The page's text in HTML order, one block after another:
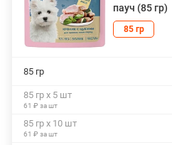
пауч (85 гр)
85 гр
85 гр
85 гр х 5 шт
61 ₽ за шт
85 гр х 10 шт
61 ₽ за шт